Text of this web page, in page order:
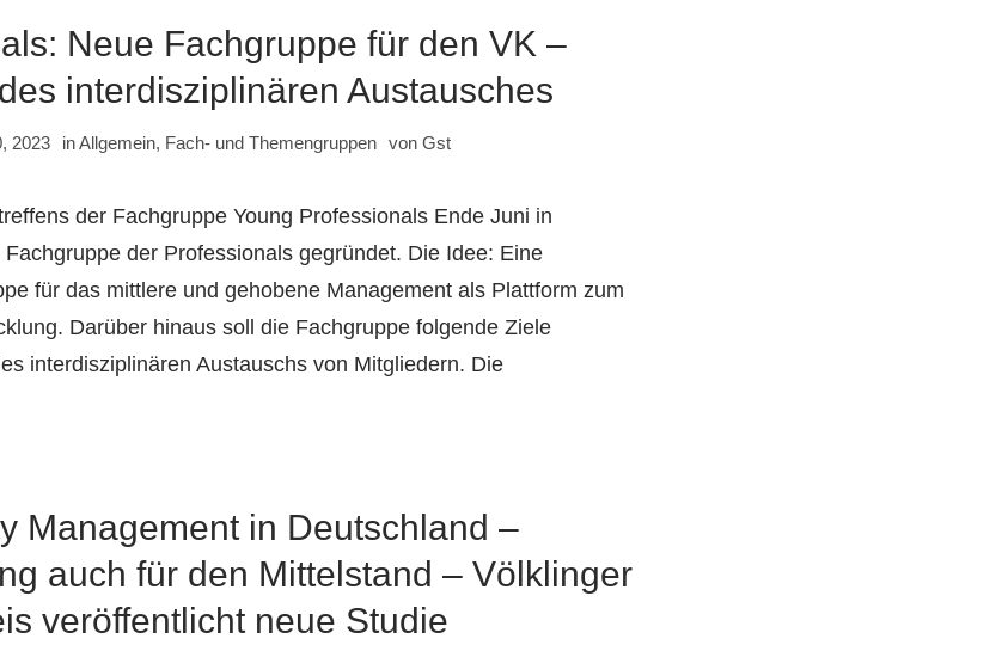
Neue Fachgruppe für den VK –
interdisziplinären Austausches
2023 inAllgemein, Fach- und Themengruppen von Gst
der Fachgruppe Young Professionals Ende Juni in
der Professionals gegründet. Die Idee: Eine
für das mittlere und gehobene Management als Plattform zum
Darüber hinaus soll die Fachgruppe folgende Ziele
interdisziplinären Austauschs von Mitgliedern. Die
Management in Deutschland –
auch für den Mittelstand – Völklinger
veröffentlicht neue Studie